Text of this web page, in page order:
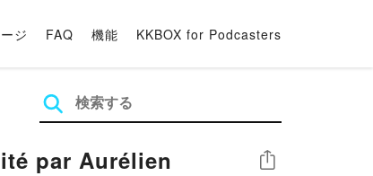
ジ FAQ 機能 KKBOX for Podcasters
par Aurélien
シェア